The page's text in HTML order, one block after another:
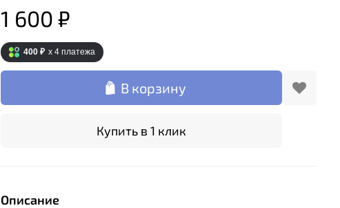
1 600 ₽
400 ₽ x 4 платежа
В корзину
Купить в 1 клик
Описание